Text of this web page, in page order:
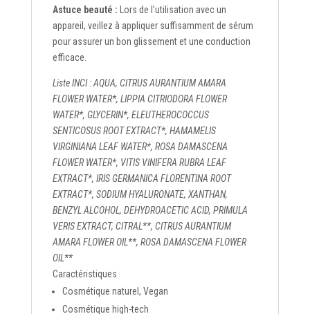
Astuce beauté : Lors de l’utilisation avec un
appareil, veillez à appliquer suffisamment de sérum
pour assurer un bon glissement et une conduction
efficace.
Liste INCI : AQUA, CITRUS AURANTIUM AMARA
FLOWER WATER*, LIPPIA CITRIODORA FLOWER
WATER*, GLYCERIN*, ELEUTHEROCOCCUS
SENTICOSUS ROOT EXTRACT*, HAMAMELIS
VIRGINIANA LEAF WATER*, ROSA DAMASCENA
FLOWER WATER*, VITIS VINIFERA RUBRA LEAF
EXTRACT*, IRIS GERMANICA FLORENTINA ROOT
EXTRACT*, SODIUM HYALURONATE, XANTHAN,
BENZYL ALCOHOL, DEHYDROACETIC ACID, PRIMULA
VERIS EXTRACT, CITRAL**, CITRUS AURANTIUM
AMARA FLOWER OIL**, ROSA DAMASCENA FLOWER
OIL**
Caractéristiques
Cosmétique naturel, Vegan
Cosmétique high-tech